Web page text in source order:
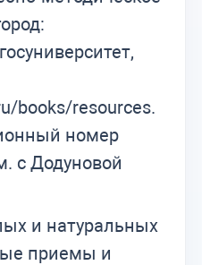
books/resources.
номер
с Додуновой
и натуральных
приемы и